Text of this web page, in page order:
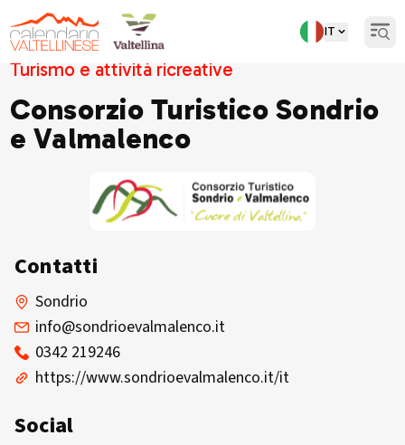
IT
Turismo e attività ricreative
Consorzio Turistico Sondrio
e Valmalenco
Contatti
Sondrio
info@sondrioevalmalenco.it
0342 219246
https://www.sondrioevalmalenco.it/it
Social